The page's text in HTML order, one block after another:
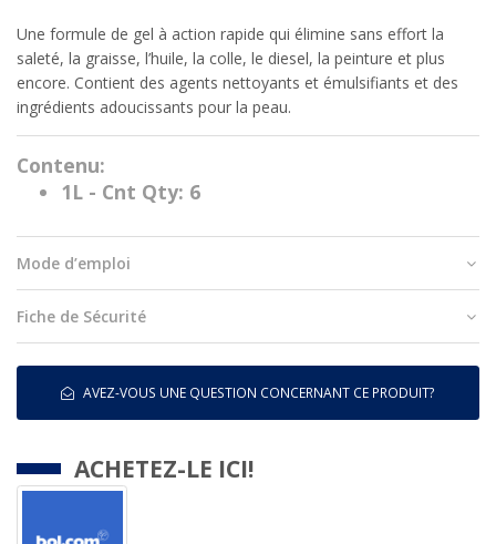
Une formule de gel à action rapide qui élimine sans effort la
saleté, la graisse, l’huile, la colle, le diesel, la peinture et plus
encore. Contient des agents nettoyants et émulsifiants et des
ingrédients adoucissants pour la peau.
Contenu:
1L - Cnt Qty: 6
Mode d’emploi
Fiche de Sécurité
AVEZ-VOUS UNE QUESTION CONCERNANT CE PRODUIT?
ACHETEZ-LE ICI!